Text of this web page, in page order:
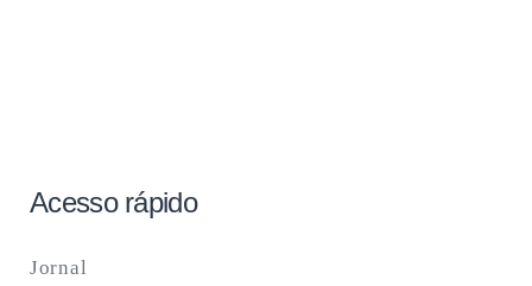
Acesso rápido
Jornal